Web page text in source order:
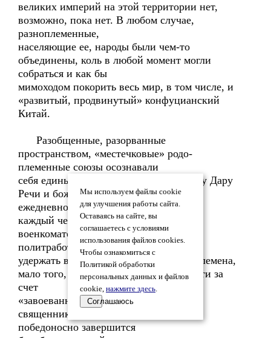
великих империй на этой территории нет,
возможно, пока нет. В любом случае,
разноплеменные,
населяющие ее, народы были чем-то
объединены, коль в любой момент могли
собраться и как бы
мимоходом покорить весь мир, в том числе, и
«развитый, продвинутый» конфуцианский
Китай.
Разобщенные, разорванные
пространством, «местечковые» родо-
племенные союзы осознавали
себя единым народом благодаря общему Дару
Речи и божеству на небесах, которое
ежедневно зрел
каждый человек. Не требовалось ни
военкоматов, ни переводчиков, ни
политработников, чтобы
удержать в союзе «разноплеменные» племена,
мало того, пополнить ряды великой рати за
счет
«завоеванных» народов. Полковые
священники потребуются потом, когда
победоносно завершится
Мы используем файлы cookie
для улучшения работы сайта.
Оставаясь на сайте, вы
соглашаетесь с условиями
использования файлов cookies.
Чтобы ознакомиться с
Политикой обработки
персональных данных и файлов
cookie, нажмите здесь.
Соглашаюсь